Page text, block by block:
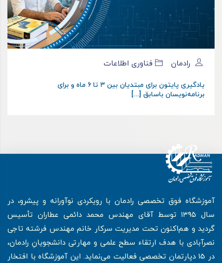
رادمان فناوری اطلاعات
یادگیری پایتون برای مبتدیان بین ۳ تا ۶ ماه و برای
برنامه‌نویسان باسابق [...]
آموزشگاه فوق تخصصی رادمان با رویکردی نوآورانه و پیشرو، در
سال ۱۳۹۵ توسط آقای مهندس محمد دائمی عطاران تأسیس
گردید و هم‌اکنون تحت مدیریت سرکار خانم مهندس فرشته تاجی
نصرآبادی با هدف ارتقاء سطح علمی و مهارتی دانشجویانِ رادمان،
در 15 دپارتمان تخصصی فعالیت می‌نماید. این آموزشگاه با افتخار